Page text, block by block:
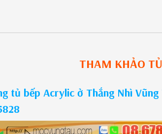
THAM KHẢO
tủ bếp Acrylic ở Thắng Nhì